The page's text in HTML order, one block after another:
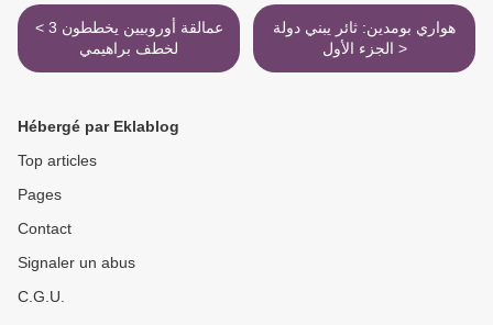
< 3 عمالقة أوروبيين يخططون
لخطف براهيمي
هواري بومدين: ثائر يبني دولة
الجزء الأول >
Hébergé par Eklablog
Top articles
Pages
Contact
Signaler un abus
C.G.U.